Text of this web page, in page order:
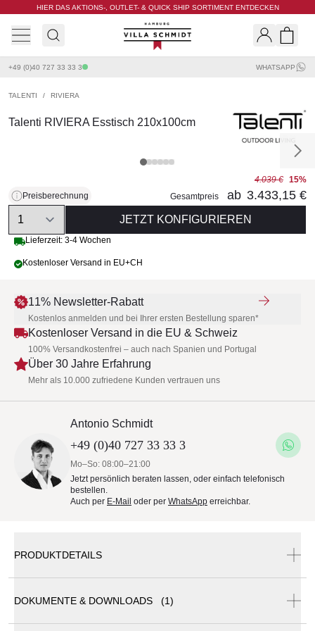
HIER DAS AKTIONS-, OUTLET- & QUICK SHIP SORTIMENT ENTDECKEN
Villa Schmidt
+49 (0)40 727 33 33 3 WHATSAPP
TALENTI / RIVIERA
Talenti RIVIERA Esstisch 210x100cm
Preisberechnung
4.039 € 15%
Gesamtpreis
ab 3.433,15 €
Quantity
JETZT KONFIGURIEREN
Lieferzeit: 3-4 Wochen
Kostenloser Versand in EU+CH
11% Newsletter-Rabatt
Kostenlos anmelden und bei Ihrer ersten Bestellung sparen*
Kostenloser Versand in die EU & Schweiz
100% Versandkostenfrei – auch nach Spanien und Portugal
Über 30 Jahre Erfahrung
Mehr als 10.000 zufriedene Kunden vertrauen uns
Antonio Schmidt
+49 (0)40 727 33 33 3
Mo–So: 08:00–21:00
Jetzt persönlich beraten lassen, oder einfach telefonisch
bestellen.
Auch per E-Mail oder per WhatsApp erreichbar.
PRODUKTDETAILS
DOKUMENTE & DOWNLOADS (1)